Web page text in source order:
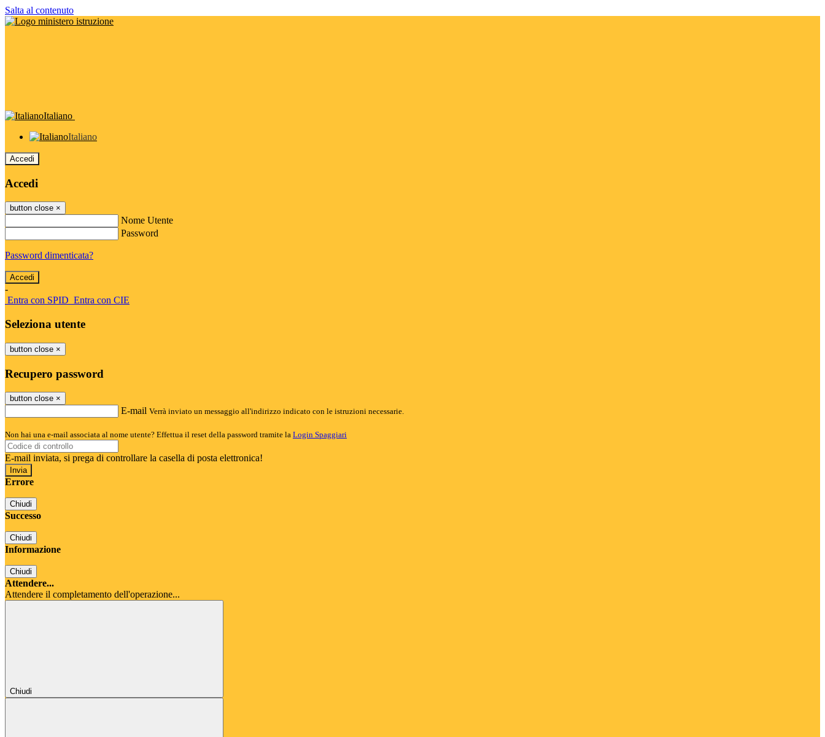
Salta al contenuto
Italiano
Italiano
Accedi
Accedi
button close ×
Nome Utente
Password
Password dimenticata?
-
Entra con SPID Entra con CIE
Seleziona utente
button close ×
Recupero password
button close ×
E-mail Verrà inviato un messaggio all'indirizzo indicato con le istruzioni necessarie.
Non hai una e-mail associata al nome utente? Effettua il reset della password tramite la Login Spaggiari
E-mail inviata, si prega di controllare la casella di posta elettronica!
Errore
Chiudi
Successo
Chiudi
Informazione
Chiudi
Attendere...
Attendere il completamento dell'operazione...
Chiudi